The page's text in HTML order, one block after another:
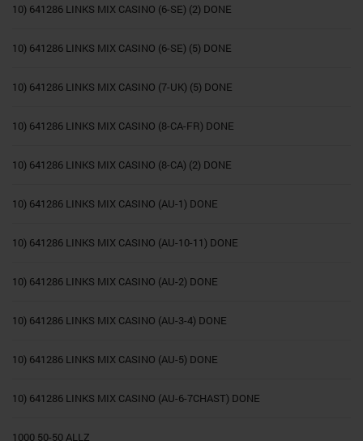
10) 641286 LINKS MIX CASINO (6-SE) (2) DONE
10) 641286 LINKS MIX CASINO (6-SE) (5) DONE
10) 641286 LINKS MIX CASINO (7-UK) (5) DONE
10) 641286 LINKS MIX CASINO (8-CA-FR) DONE
10) 641286 LINKS MIX CASINO (8-CA) (2) DONE
10) 641286 LINKS MIX CASINO (AU-1) DONE
10) 641286 LINKS MIX CASINO (AU-10-11) DONE
10) 641286 LINKS MIX CASINO (AU-2) DONE
10) 641286 LINKS MIX CASINO (AU-3-4) DONE
10) 641286 LINKS MIX CASINO (AU-5) DONE
10) 641286 LINKS MIX CASINO (AU-6-7CHAST) DONE
1000 50-50 ALLZ